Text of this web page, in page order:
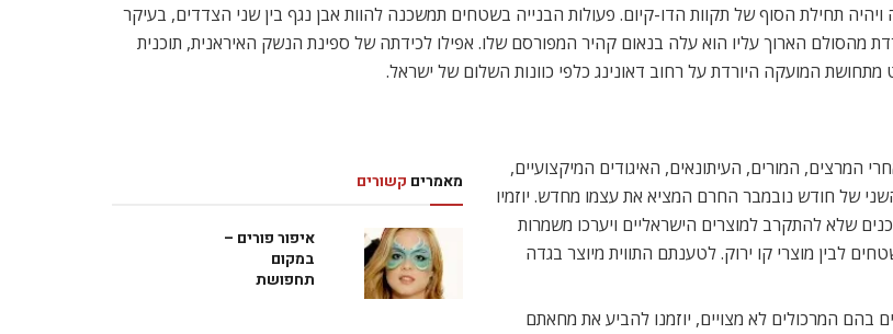
תחילת הסוף של תקוות הדו-קיום. פעולות הבנייה בשטחים תמשכנה להוות אבן נגף בין שני הצדדים, בעיקר
מהסולם הארוך עליו הוא עלה בנאום קהיר המפורסם שלו. אפילו לכידתה של ספינת הנשק האיראנית, תוכנית
מתחושת המועקה היורדת על רחוב דאונינג כלפי כוונות השלום של ישראל.
מאמרים קשורים
איפור פורים –
במקום
תחפושת
המרצים, המורים, העיתונאים, האיגודים המיקצועיים,
של חודש נובמבר החרם המציא את עצמו מחדש. יוזמיו
שלא להתקרב למוצרים הישראליים ויערכו משמרות
לבין מוצרי קו ירוק. לטענתם התווית מיוצר בגדה
בהם המרכולים לא מצויים, יוזמנו להביע את מחאתם